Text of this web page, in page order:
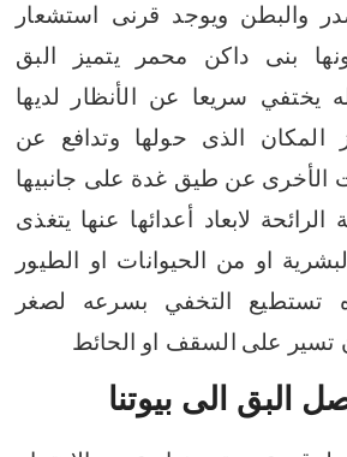
والبطن ويوجد قرنى استشعار
بنى داكن محمر
يتميز البق
يختفي سريعا عن الأنظار
لديها
المكان الذى حولها وتدافع عن
الأخرى عن طيق غدة على جانبيها
لابعاد أعدائها عنها يتغذى
او من الحيوانات او الطيور
تستطيع التخفي بسرعه لصغر
تسير على
السقف او الحائط
البق الى بيوتنا